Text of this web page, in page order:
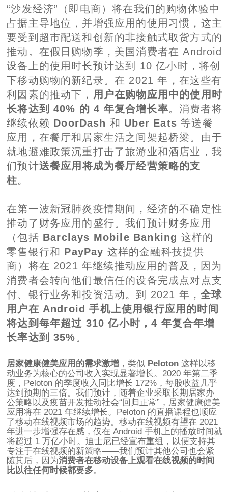
“沙发经济”（即电商）将在我们的购物体验中
占据主导地位，并增强应用的使用习惯，这主
要受到超市配送和创新的非接触式取货方式的
推动。在假日购物季，美国消费者在 Android
设备上的使用时长预计达到 10 亿小时，将创
下移动购物的新纪录。在 2021 年，在这些有
利因素的推动下， 用户在购物应用中的使用时
长将达到 40% 的 4 年复合增长率。消费者将
继续依赖 DoorDash 和 Uber Eats 等送餐
应用，在餐厅和居家生活之间架起桥梁。由于
就地避难政策沉重打击了旅游业和酒店业，我
们预计送餐应用将成为餐厅经营策略的支
柱。
在第一波新冠肺炎疫情期间，经济的不确定性
推动了财务应用的盛行。我们预计财务应用
（包括 Barclays Mobile Banking 这样的
零售银行和 PayPay 这样的金融科技提供
商）将在 2021 年继续推动应用的普及，因为
消费者会转向他们最信任的设备完成点对点支
付、银行业务和投资活动。到 2021 年，全球
用户在 Android 手机上使用银行应用的时间
将达到每年超过 310 亿小时，4 年复合年增
长率达到 35%。
居家健康健美应用的需求激增 ，类似 Peloton 这样以移
动业务为核心的公司收入实现显著增长。2020 年第二季
度，Peloton 的季度收入同比增长 172%，每股收益几乎
达到预期的三倍。我们预计，随着企业采取长期居家办
公策略以及疫苗开发推动社会“回归正常”，居家健康健美
应用将在 2021 年继续增长。Peloton 的直播课程也顺应
了移动在线视频市场的趋势。移动在线视频有望在 2021
年进一步增强存在感，仅在 Android 手机上的播放时间就
将超过 1 万亿小时。迪士尼已经宣布重组，以便支持其
专注于在线视频的新策略——我们预计其他公司也会紧
随其后，因为消费者在移动设备上观看在线视频的时间
比以往任何时候都要多。